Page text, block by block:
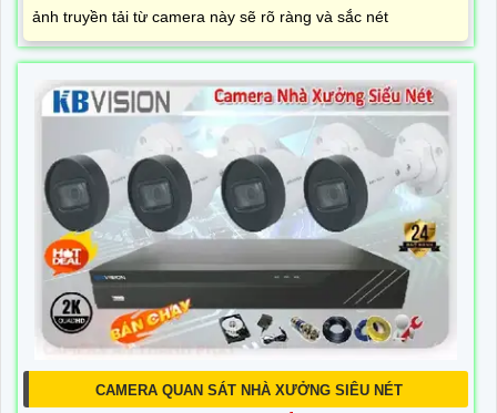
ảnh truyền tải từ camera này sẽ rõ ràng và sắc nét
CAMERA QUAN SÁT NHÀ XƯỞNG SIÊU NÉT